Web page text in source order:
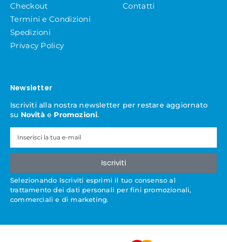
Checkout
Termini e Condizioni
Spedizioni
Privacy Policy
Contatti
Newsletter
Iscriviti alla nostra newsletter per restare aggiornato
su Novità e Promozioni.
Iscriviti
Selezionando Iscriviti esprimi il tuo consenso al
trattamento dei dati personali per fini promozionali,
commerciali e di marketing.